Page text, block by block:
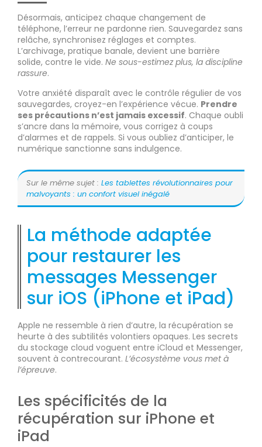
Désormais, anticipez chaque changement de
téléphone, l’erreur ne pardonne rien. Sauvegardez sans
relâche, synchronisez réglages et comptes.
L’archivage, pratique banale, devient une barrière
solide, contre le vide. Ne sous-estimez plus, la discipline
rassure.
Votre anxiété disparaît avec le contrôle régulier de vos
sauvegardes, croyez-en l’expérience vécue. Prendre
ses précautions n’est jamais excessif. Chaque oubli
s’ancre dans la mémoire, vous corrigez à coups
d’alarmes et de rappels. Si vous oubliez d’anticiper, le
numérique sanctionne sans indulgence.
Sur le même sujet : Les tablettes révolutionnaires pour
malvoyants : un confort visuel inégalé
La méthode adaptée
pour restaurer les
messages Messenger
sur iOS (iPhone et iPad)
Apple ne ressemble à rien d’autre, la récupération se
heurte à des subtilités volontiers opaques. Les secrets
du stockage cloud voguent entre iCloud et Messenger,
souvent à contrecourant. L’écosystème vous met à
l’épreuve.
Les spécificités de la
récupération sur iPhone et
iPad